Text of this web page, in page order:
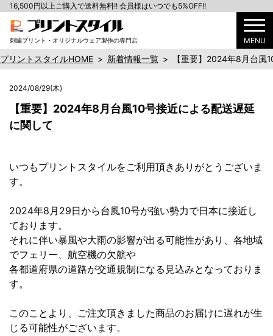
刺繍プリント・オリジナルウェア製作の専門店 MENU
16,500円以上ご購入で送料無料!! 会員様はいつでも5%OFF!!
プリントスタイルHOME > 新着情報一覧 > 【重要】2024年8月台風
2024/08/29(木)
【重要】2024年8月台風10号接近による配送遅延
に関して
いつもプリントスタイルをご利用頂きありがとうございま
す。
2024年8月29日から台風10号が強い勢力で日本に接近し
ております。
それに伴い暴風や大雨の影響が出る可能性があり、各地域
でフェリー、航空機の欠航や
各都道府県の道路が交通規制になる見込みとなっておりま
す。
このことより、ご注文頂きました商品のお届けに遅れが生
じる可能性がございます。